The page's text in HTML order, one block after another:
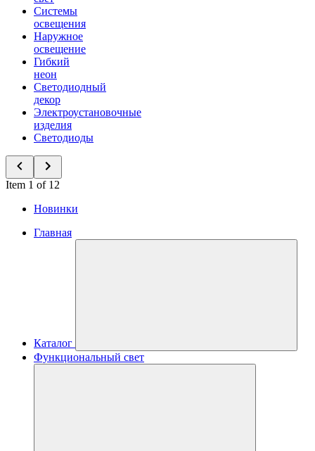
Системы
освещения
Наружное
освещение
Гибкий
неон
Светодиодный
декор
Электроустановочные
изделия
Светодиоды
Item 1 of 12
Новинки
Главная
Каталог
Функциональный свет